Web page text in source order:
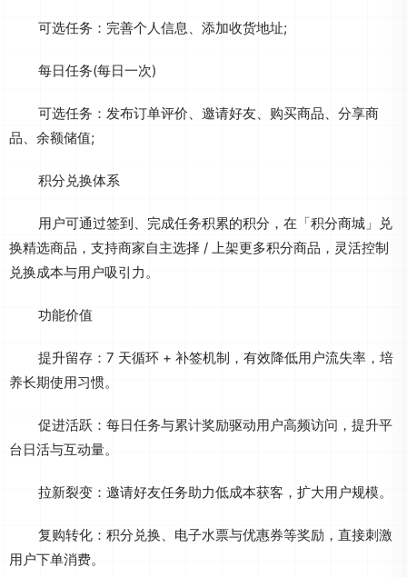
可选任务：完善个人信息、添加收货地址;
每日任务(每日一次)
可选任务：发布订单评价、邀请好友、购买商品、分享商
品、余额储值;
积分兑换体系
用户可通过签到、完成任务积累的积分，在「积分商城」兑
换精选商品，支持商家自主选择 / 上架更多积分商品，灵活控制
兑换成本与用户吸引力。
功能价值
提升留存：7 天循环 + 补签机制，有效降低用户流失率，培
养长期使用习惯。
促进活跃：每日任务与累计奖励驱动用户高频访问，提升平
台日活与互动量。
拉新裂变：邀请好友任务助力低成本获客，扩大用户规模。
复购转化：积分兑换、电子水票与优惠券等奖励，直接刺激
用户下单消费。